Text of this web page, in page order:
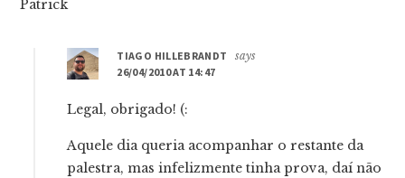
Patrick
TIAGO HILLEBRANDT
says
26/04/2010 AT 14:47
Legal, obrigado! (:
Aquele dia queria acompanhar o restante da
palestra, mas infelizmente tinha prova, daí não